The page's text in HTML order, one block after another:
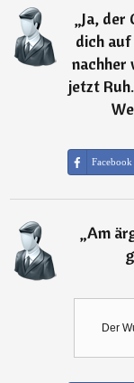
„Ja, der
dich
nachher
jetzt
Facebook
„Am
Der